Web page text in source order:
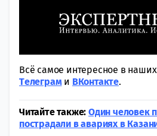
Всё самое интересное в
Tелеграми ВКонтакте.
Читайте также: Один человек
пострадали в авариях в